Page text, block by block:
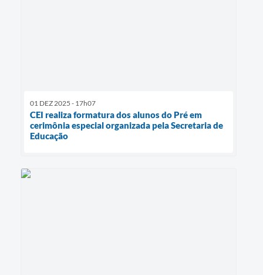
01 DEZ 2025 - 17h07
CEI realiza formatura dos alunos do Pré em
cerimônia especial organizada pela Secretaria de
Educação